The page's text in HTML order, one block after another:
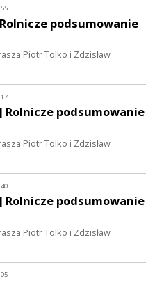
Rolnicze podsumowanie
Piotr Tolko i Zdzisław
Rolnicze podsumowanie
Piotr Tolko i Zdzisław
Rolnicze podsumowanie
Piotr Tolko i Zdzisław